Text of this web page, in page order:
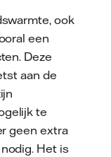
ook
een
Deze
aan de
te
geen extra
Het is